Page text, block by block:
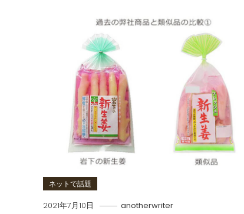
ネットで話題
2021年7月10日 anotherwriter